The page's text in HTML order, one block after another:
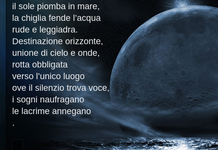
il sole piomba in mare,
la chiglia fende l’acqua
rude e leggiadra.
Destinazione orizzonte,
unione di cielo e onde,
rotta obbligata
verso l’unico luogo
ove il silenzio trova voce,
i sogni naufragano
le lacrime annegano
.